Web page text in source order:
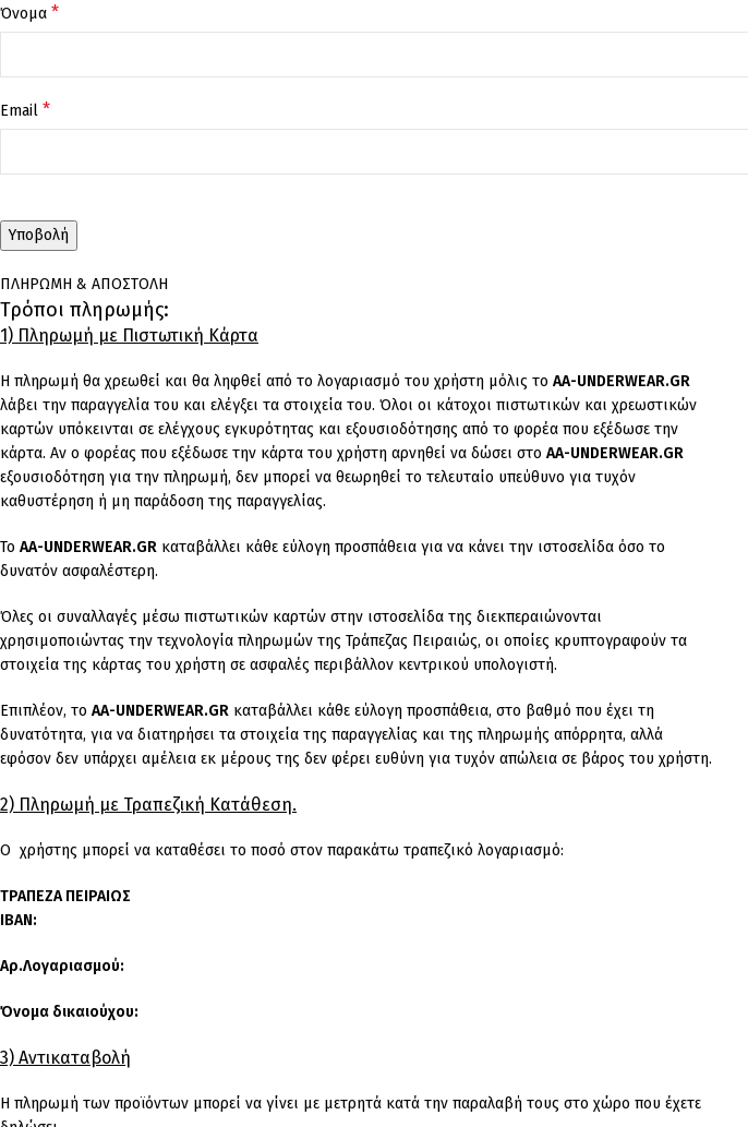
Όνομα *
Email *
ΠΛΗΡΩΜΗ & ΑΠΟΣΤΟΛΗ
Τρόποι πληρωμής:
1) Πληρωμή με Πιστωτική Κάρτα
Η πληρωμή θα χρεωθεί και θα ληφθεί από το λογαριασμό του χρήστη μόλις το AA-UNDERWEAR.GR
λάβει την παραγγελία του και ελέγξει τα στοιχεία του. Όλοι οι κάτοχοι πιστωτικών και χρεωστικών
καρτών υπόκεινται σε ελέγχους εγκυρότητας και εξουσιοδότησης από το φορέα που εξέδωσε την
κάρτα. Αν ο φορέας που εξέδωσε την κάρτα του χρήστη αρνηθεί να δώσει στο AA-UNDERWEAR.GR
εξουσιοδότηση για την πληρωμή, δεν μπορεί να θεωρηθεί το τελευταίο υπεύθυνο για τυχόν
καθυστέρηση ή μη παράδοση της παραγγελίας.
Το AA-UNDERWEAR.GR καταβάλλει κάθε εύλογη προσπάθεια για να κάνει την ιστοσελίδα όσο το
δυνατόν ασφαλέστερη.
Όλες οι συναλλαγές μέσω πιστωτικών καρτών στην ιστοσελίδα της διεκπεραιώνονται
χρησιμοποιώντας την τεχνολογία πληρωμών της Τράπεζας Πειραιώς, οι οποίες κρυπτογραφούν τα
στοιχεία της κάρτας του χρήστη σε ασφαλές περιβάλλον κεντρικού υπολογιστή.
Επιπλέον, το AA-UNDERWEAR.GR καταβάλλει κάθε εύλογη προσπάθεια, στο βαθμό που έχει τη
δυνατότητα, για να διατηρήσει τα στοιχεία της παραγγελίας και της πληρωμής απόρρητα, αλλά
εφόσον δεν υπάρχει αμέλεια εκ μέρους της δεν φέρει ευθύνη για τυχόν απώλεια σε βάρος του χρήστη.
2) Πληρωμή με Τραπεζική Κατάθεση.
Ο χρήστης μπορεί να καταθέσει το ποσό στον παρακάτω τραπεζικό λογαριασμό:
ΤΡΑΠΕΖΑ ΠΕΙΡΑΙΩΣ
IBAN:
Αρ.Λογαριασμού:
Όνομα δικαιούχου:
3) Αντικαταβολή
Η πληρωμή των προϊόντων μπορεί να γίνει με μετρητά κατά την παραλαβή τους στο χώρο που έχετε